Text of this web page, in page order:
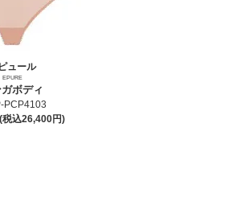
ュール
EPURE
ボディ
PCP4103
込26,400円)